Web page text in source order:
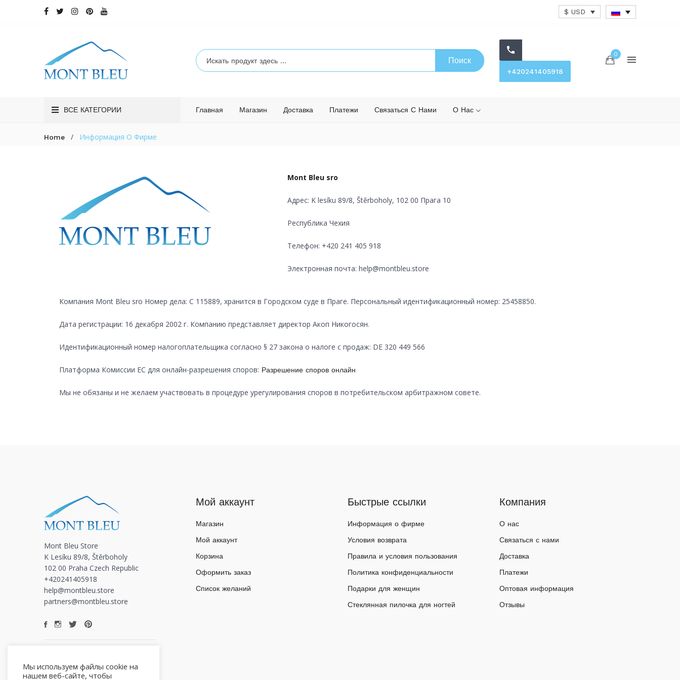
$ USD
Поиск
+420241405918
0
ВСЕ КАТЕГОРИИ Главная Магазин Доставка Платежи Связаться С Нами О Нас
Home / Информация О Фирме
Mont Bleu sro
Адрес: K lesíku 89/8, Štěrboholy, 102 00 Прага 10
Республика Чехия
Телефон: +420 241 405 918
Электронная почта: help@montbleu.store
Компания Mont Bleu sro Номер дела: C 115889, хранится в Городском суде в Праге. Персональный идентификационный номер: 25458850.
Дата регистрации: 16 декабря 2002 г. Компанию представляет директор Акоп Никогосян.
Идентификационный номер налогоплательщика согласно § 27 закона о налоге с продаж: DE 320 449 566
Платформа Комиссии ЕС для онлайн-разрешения споров: Разрешение споров онлайн
Мы не обязаны и не желаем участвовать в процедуре урегулирования споров в потребительском арбитражном совете.
Mont Bleu Store
K Lesíku 89/8, Štěrboholy
102 00 Praha Czech Republic
+420241405918
help@montbleu.store
partners@montbleu.store
Мой аккаунт
Магазин
Мой аккаунт
Корзина
Оформить заказ
Список желаний
Быстрые ссылки
Информация о фирме
Условия возврата
Правила и условия пользования
Политика конфиденциальности
Подарки для женщин
Стеклянная пилочка для ногтей
Компания
О нас
Связаться с нами
Доставка
Платежи
Оптовая информация
Отзывы
Мы используем файлы cookie на
нашем веб-сайте, чтобы